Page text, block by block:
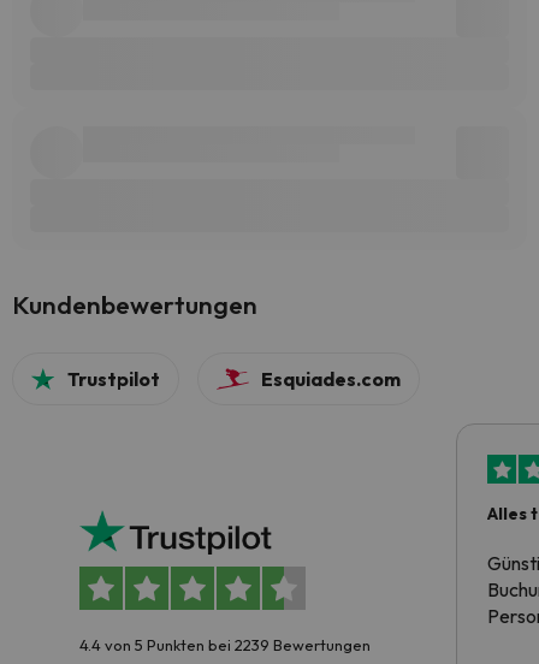
Kundenbewertungen
Trustpilot Esquiades.com
4.4 von 5 Punkten bei 2239 Bewertungen
Alles